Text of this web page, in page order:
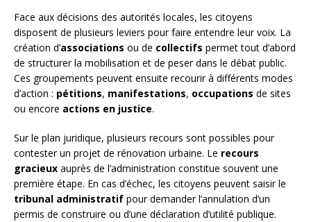
Face aux décisions des autorités locales, les citoyens
disposent de plusieurs leviers pour faire entendre leur voix. La
création d’associations ou de collectifs permet tout d’abord
de structurer la mobilisation et de peser dans le débat public.
Ces groupements peuvent ensuite recourir à différents modes
d’action : pétitions, manifestations, occupations de sites
ou encore actions en justice.
Sur le plan juridique, plusieurs recours sont possibles pour
contester un projet de rénovation urbaine. Le recours
gracieux auprès de l’administration constitue souvent une
première étape. En cas d’échec, les citoyens peuvent saisir le
tribunal administratif pour demander l’annulation d’un
permis de construire ou d’une déclaration d’utilité publique.